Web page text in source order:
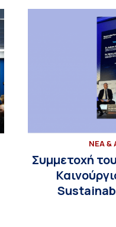
ΝΕΑ &
Συμμετοχή